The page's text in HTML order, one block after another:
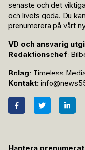
senaste och det
och livets goda. Du
prenumerera på vårt
VD och ansvarig
Redaktionschef:
Bolag: Timeless
Kontakt:
Hantera